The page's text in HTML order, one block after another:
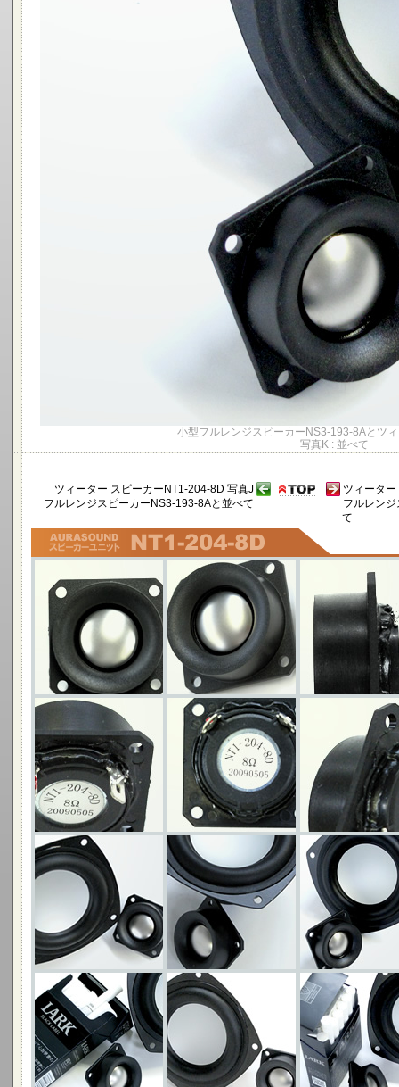
小型フルレンジスピーカーNS3-193-8Aとツ
写真K : 並べて
ツィーター スピーカーNT1-204-8D 写真J
フルレンジスピーカーNS3-193-8Aと並べて
ツィータ
フルレン
て